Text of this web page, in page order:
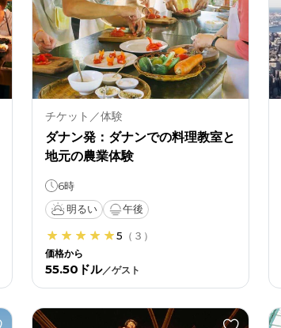
チケット／体験
ダナン発：ダナンでの料理教室と
地元の農業体験
6時
明るい
午後
5 （ ３ ）
価格から
55.50ドル／ゲスト